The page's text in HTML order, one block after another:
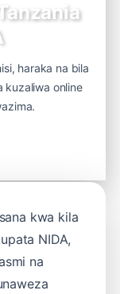
haraka na bila
kuzaliwa online
kwa kila
NIDA,
na